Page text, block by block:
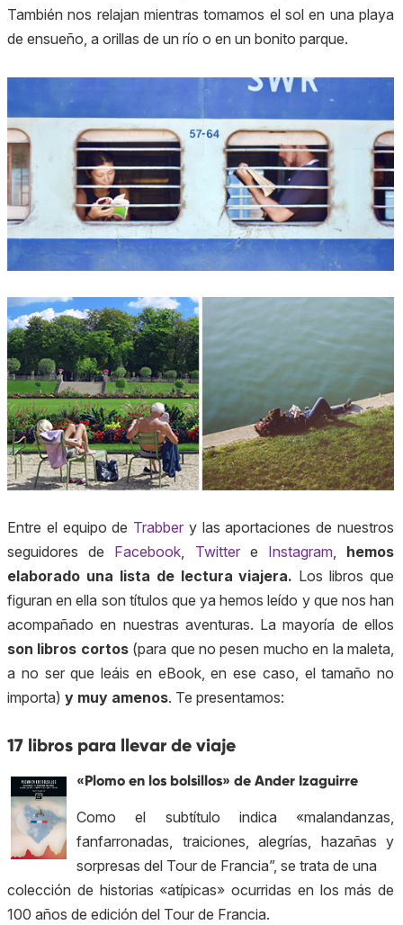
También nos relajan mientras tomamos el sol en una playa
de ensueño, a orillas de un río o en un bonito parque.
Entre el equipo de Trabber y las aportaciones de nuestros
seguidores de Facebook, Twittere Instagram, hemos
elaborado una lista de lectura viajera. Los libros que
figuran en ella son títulos que ya hemos leído y que nos han
acompañado en nuestras aventuras. La mayoría de ellos
son libros cortos(para que no pesen mucho en la maleta,
a no ser que leáis en eBook, en ese caso, el tamaño no
importa) y muy amenos. Te presentamos:
17 libros para llevar de viaje
«Plomo en los bolsillos» de Ander Izaguirre
Como el subtítulo indica «malandanzas,
fanfarronadas, traiciones, alegrías, hazañas y
sorpresas del Tour de Francia”, se trata de una
colección de historias «atípicas» ocurridas en los más de
100 años de edición del Tour de Francia.